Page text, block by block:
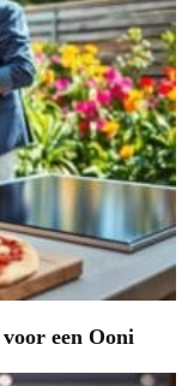
een Ooni